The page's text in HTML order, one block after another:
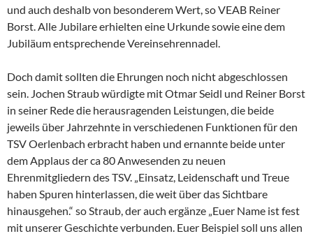
und auch deshalb von besonderem Wert, so VEAB Reiner
Borst. Alle Jubilare erhielten eine Urkunde sowie eine dem
Jubiläum entsprechende Vereinsehrennadel.
Doch damit sollten die Ehrungen noch nicht abgeschlossen
sein. Jochen Straub würdigte mit Otmar Seidl und Reiner Borst
in seiner Rede die herausragenden Leistungen, die beide
jeweils über Jahrzehnte in verschiedenen Funktionen für den
TSV Oerlenbach erbracht haben und ernannte beide unter
dem Applaus der ca 80 Anwesenden zu neuen
Ehrenmitgliedern des TSV. „Einsatz, Leidenschaft und Treue
haben Spuren hinterlassen, die weit über das Sichtbare
hinausgehen.“ so Straub, der auch ergänze „Euer Name ist fest
mit unserer Geschichte verbunden. Euer Beispiel soll uns allen